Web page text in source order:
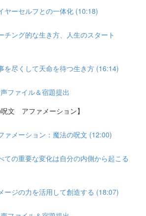
ーセルフとの一体化 (10:18)
ング的な生き方、人生のスタート
尽くして天命を待つ生き方 (16:14)
ファイル＆宿題提出
文 アファメーション】
メーション：魔法の呪文 (12:00)
の重要な変化は自分の内側から起こる
ジの力を活用して創造する (18:07)